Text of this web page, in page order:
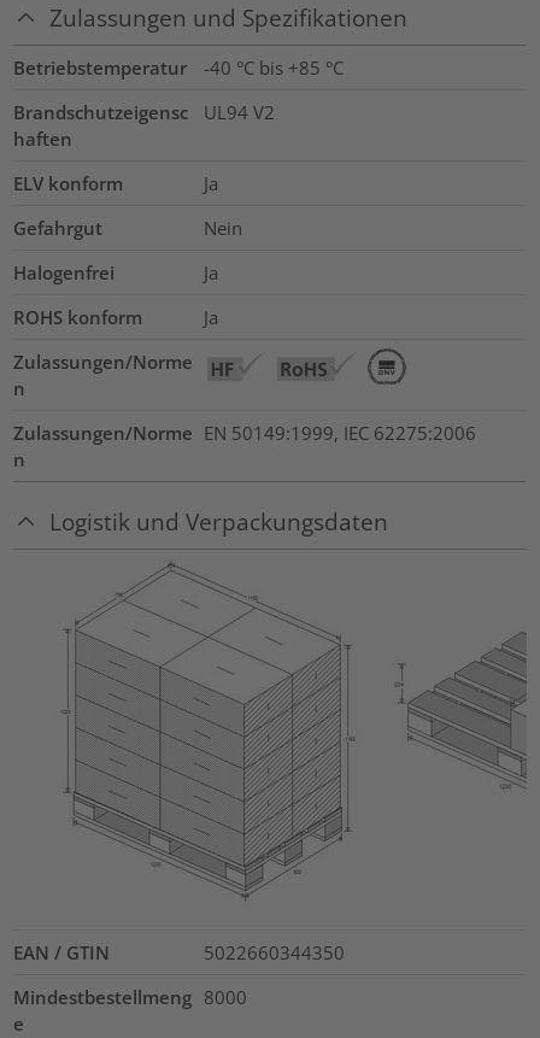
Zulassungen und Spezifikationen
Betriebstemperatur
-40 °C bis +85 °C
Brandschutzeigensc
haften
UL94 V2
ELV konform
Ja
Gefahrgut
Nein
Halogenfrei
Ja
ROHS konform
Ja
Zulassungen/Norme
n
Zulassungen/Norme
n
EN 50149:1999, IEC 62275:2006
Logistik und Verpackungsdaten
EAN / GTIN
5022660344350
Mindestbestellmeng
e
8000